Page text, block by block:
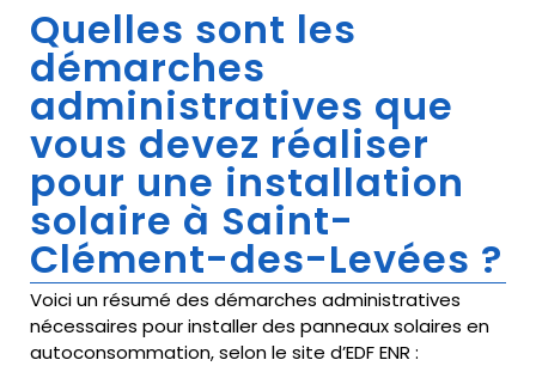
Quelles sont les
démarches
administratives que
vous devez réaliser
pour une installation
solaire à Saint-
Clément-des-Levées ?
Voici un résumé des démarches administratives
nécessaires pour installer des panneaux solaires en
autoconsommation, selon le site d’EDF ENR :